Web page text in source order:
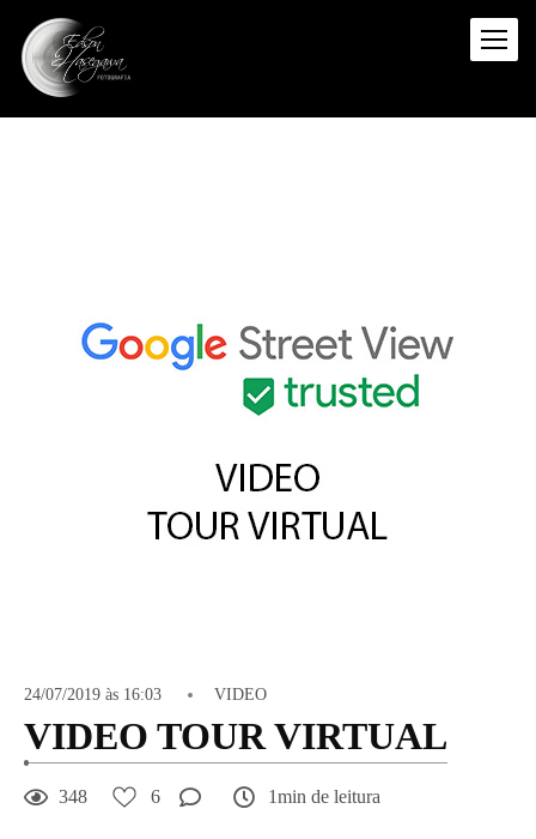
24/07/2019 às 16:03 VIDEO
VIDEO TOUR VIRTUAL
348 6 1min de leitura